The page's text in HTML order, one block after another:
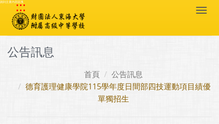
跳到主要內容區塊
:::
公告訊息
首頁
公告訊息
德育護理健康學院115學年度日間部四技運動項目績優
單獨招生